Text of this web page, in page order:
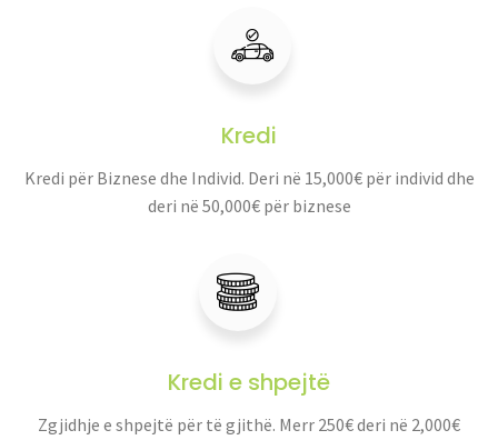
Kredi
Kredi për Biznese dhe Individ. Deri në 15,000€ për individ dhe
deri në 50,000€ për biznese
Kredi e shpejtë
Zgjidhje e shpejtë për të gjithë. Merr 250€ deri në 2,000€